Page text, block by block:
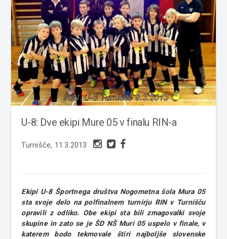
U-8: Dve ekipi Mure 05 v finalu RIN-a
Turnišče, 11.3.2013
Ekipi U-8 Športnega društva Nogometna šola Mura 05
sta svoje delo na polfinalnem turnirju RIN v Turnišču
opravili z odliko. Obe ekipi sta bili zmagovalki svoje
skupine in zato se je ŠD NŠ Muri 05 uspelo v finale, v
katerem bodo tekmovale štiri najboljše slovenske